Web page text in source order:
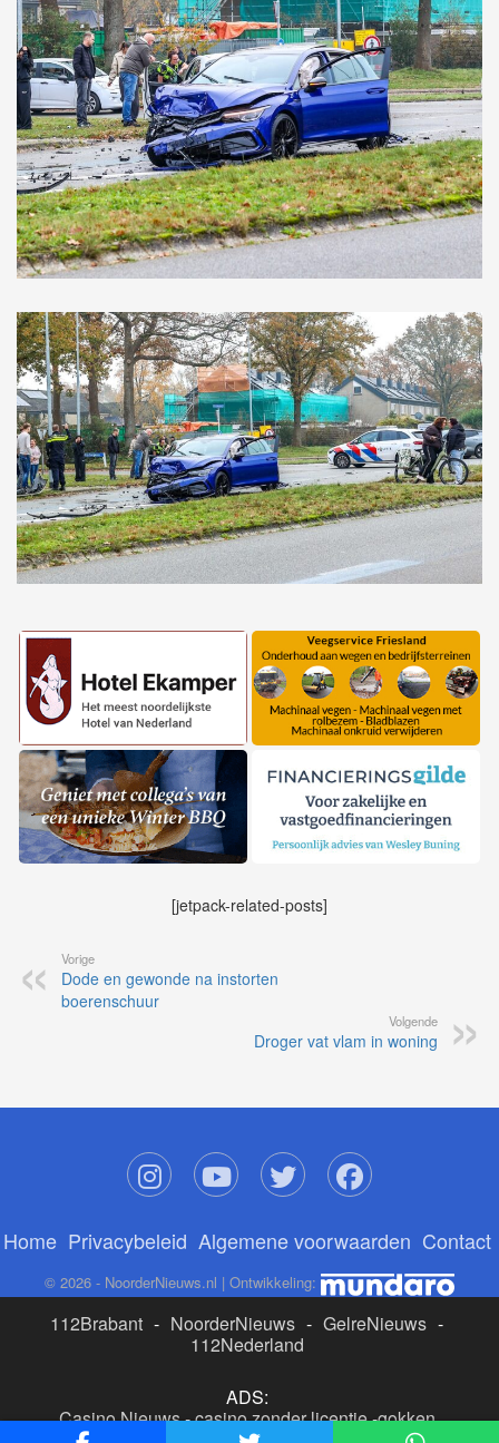
[jetpack-related-posts]
Vorige
Dode en gewonde na instorten
boerenschuur
Volgende
Droger vat vlam in woning
Home Privacybeleid Algemene voorwaarden Contact
© 2026 - NoorderNieuws.nl | Ontwikkeling:
112Brabant - NoorderNieuws - GelreNieuws -
112Nederland
ADS:
Casino Nieuws-casino zonder licentie-gokken